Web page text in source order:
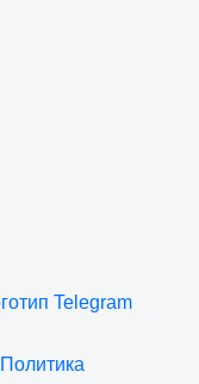
Политика